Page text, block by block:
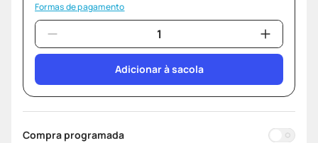
Formas de pagamento
Adicionar à sacola
Compra programada